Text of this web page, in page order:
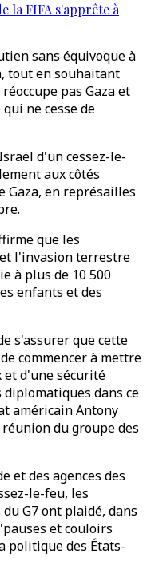
la FIFA s'apprête à
sans équivoque à
tout en souhaitant
pas Gaza et
ne cesse de
d'un cessez-le-
aux côtés
Gaza, en représailles
que les
l'invasion terrestre
à plus de 10 500
enfants et des
s'assurer que cette
commencer à mettre
et d'une sécurité
dans ce
américain Antony
du groupe des
et des agences des
le-feu, les
G7 ont plaidé, dans
et couloirs
politique des États-